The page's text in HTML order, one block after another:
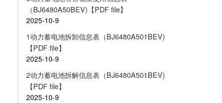
（BJ6480A50BEV)【PDF file】
2025-10-9
1动力蓄电池拆卸信息表（BJ6480A501BEV)
【PDF file】
2025-10-9
2动力蓄电池拆解信息表（BJ6480A501BEV)
【PDF file】
2025-10-9